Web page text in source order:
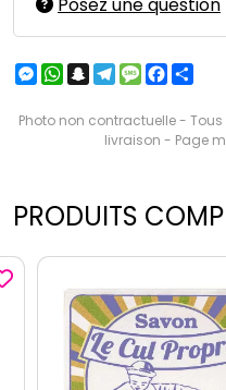
Messenger
WhatsApp
Snapchat
Telegram
Message
Photo non contractuelle -
livraison - Page
PRODUITS